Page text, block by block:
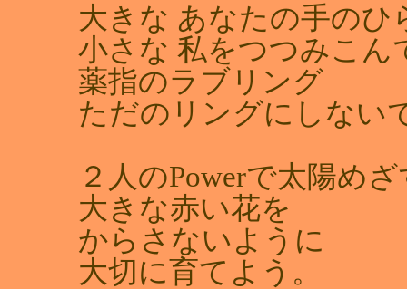
大きな あなたの手のひ
小さな 私をつつみこん
薬指のラブリング
ただのリングにしない
２人のPowerで太陽めざ
大きな赤い花を
からさないように
大切に育てよう。